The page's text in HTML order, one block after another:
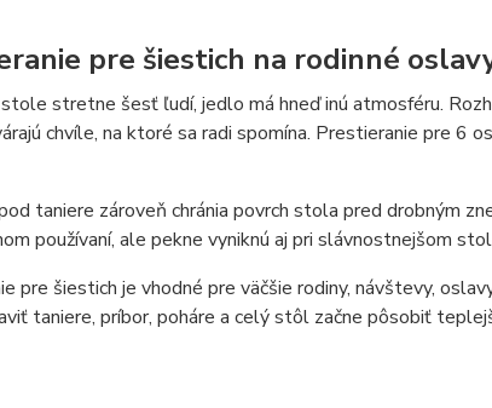
pre šiestich na rodinné
stretne šesť ľudí, jedlo má hneď inú atmosféru.
chvíle, na ktoré sa radi spomína. Prestieranie pre 6
taniere zároveň chránia povrch stola pred drobným
používaní, ale pekne vyniknú aj pri slávnostnejšom
pre šiestich je vhodné pre väčšie rodiny, návštevy,
taniere, príbor, poháre a celý stôl začne pôsobiť